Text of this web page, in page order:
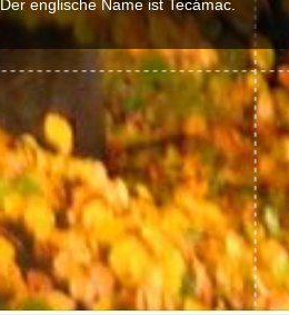
Der englische Name ist Tecámac.